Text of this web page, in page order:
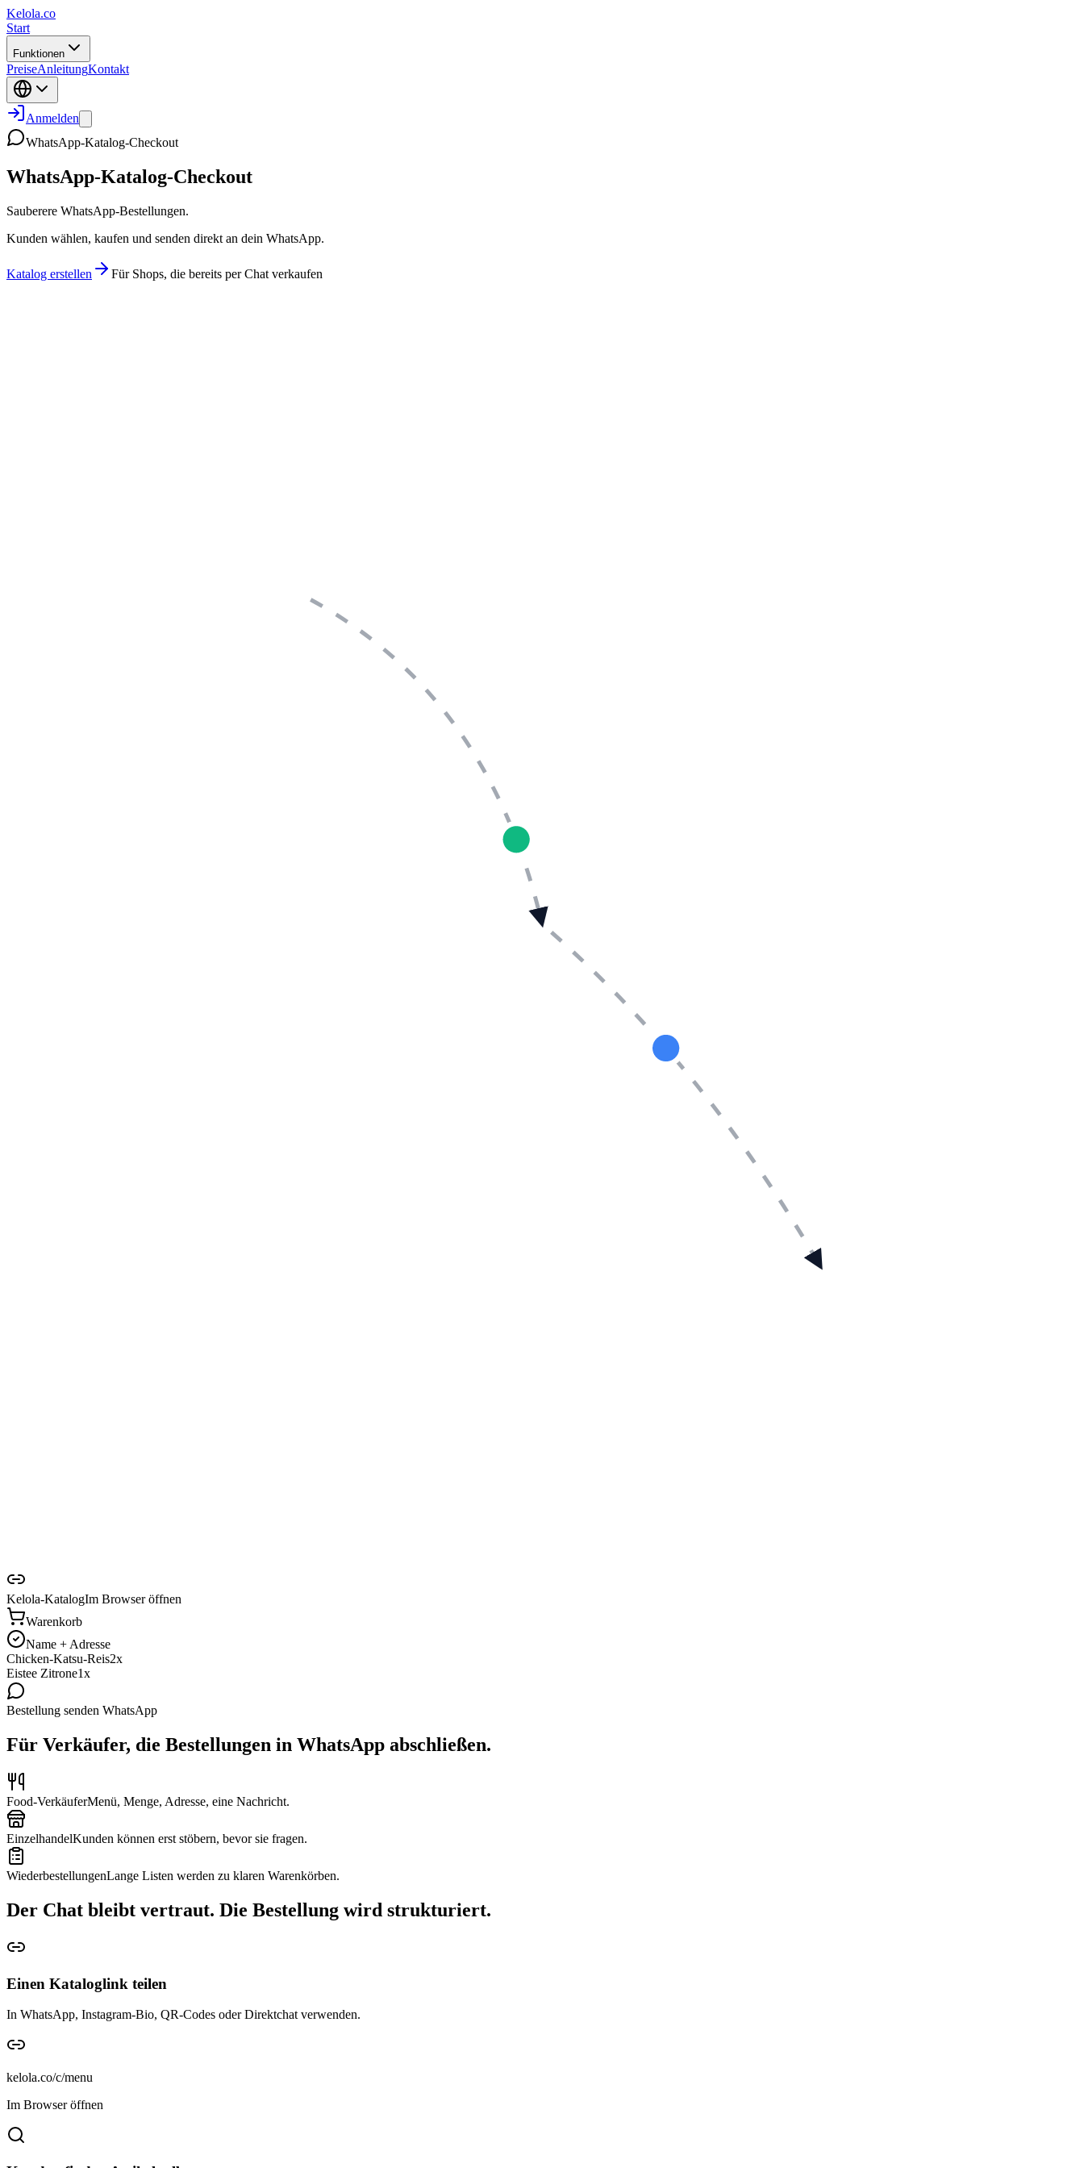
Kelola.co
Start
Funktionen
PreiseAnleitungKontakt
Anmelden
WhatsApp-Katalog-Checkout
WhatsApp-Katalog-Checkout
Sauberere WhatsApp-Bestellungen.
Kunden wählen, kaufen und senden direkt an dein WhatsApp.
Katalog erstellen Für Shops, die bereits per Chat verkaufen
Kelola-KatalogIm Browser öffnen
Warenkorb
Name + Adresse
Chicken-Katsu-Reis2x
Eistee Zitrone1x
Bestellung senden WhatsApp
Für Verkäufer, die Bestellungen in WhatsApp abschließen.
Food-VerkäuferMenü, Menge, Adresse, eine Nachricht.
EinzelhandelKunden können erst stöbern, bevor sie fragen.
WiederbestellungenLange Listen werden zu klaren Warenkörben.
Der Chat bleibt vertraut. Die Bestellung wird strukturiert.
Einen Kataloglink teilen
In WhatsApp, Instagram-Bio, QR-Codes oder Direktchat verwenden.
kelola.co/c/menu
Im Browser öffnen